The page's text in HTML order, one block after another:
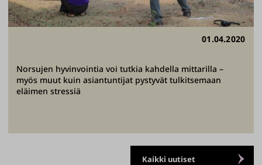
01.04.2020
Norsujen hyvinvointia voi tutkia kahdella mittarilla –
myös muut kuin asiantuntijat pystyvät tulkitsemaan
eläimen stressiä
Kaikki uutiset